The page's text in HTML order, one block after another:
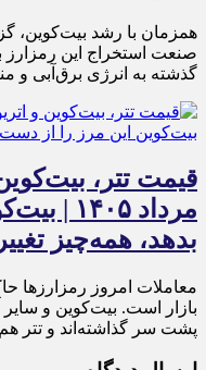
همزمان با رشد بیت‌کوین،
صنعت استخراج این رمزارز
گذشته به انرژی برق‌آبی و
مرداد
بدهد، همه‌چیز
معاملات امروز رمزارز‌ها
بازار است. بیت‌کوین و سایر
پشت سر گذاشته‌اند و تتر